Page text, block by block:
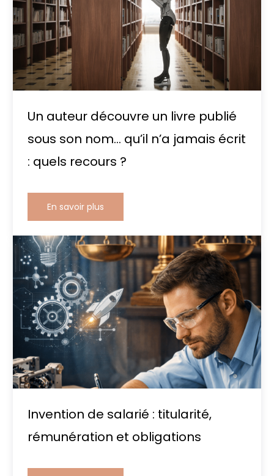
Un auteur découvre un livre publié
sous son nom… qu’il n’a jamais écrit
: quels recours ?
En savoir plus
Invention de salarié : titularité,
rémunération et obligations